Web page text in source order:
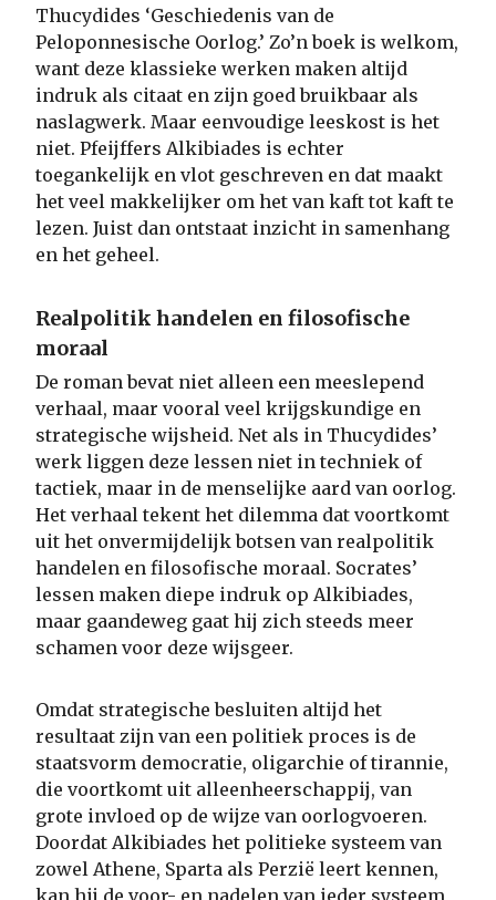
Thucydides ‘Geschiedenis van de
Peloponnesische Oorlog.’ Zo’n boek is welkom,
want deze klassieke werken maken altijd
indruk als citaat en zijn goed bruikbaar als
naslagwerk. Maar eenvoudige leeskost is het
niet. Pfeijffers Alkibiades is echter
toegankelijk en vlot geschreven en dat maakt
het veel makkelijker om het van kaft tot kaft te
lezen. Juist dan ontstaat inzicht in samenhang
en het geheel.
Realpolitik handelen en filosofische
moraal
De roman bevat niet alleen een meeslepend
verhaal, maar vooral veel krijgskundige en
strategische wijsheid. Net als in Thucydides’
werk liggen deze lessen niet in techniek of
tactiek, maar in de menselijke aard van oorlog.
Het verhaal tekent het dilemma dat voortkomt
uit het onvermijdelijk botsen van realpolitik
handelen en filosofische moraal. Socrates’
lessen maken diepe indruk op Alkibiades,
maar gaandeweg gaat hij zich steeds meer
schamen voor deze wijsgeer.
Omdat strategische besluiten altijd het
resultaat zijn van een politiek proces is de
staatsvorm democratie, oligarchie of tirannie,
die voortkomt uit alleenheerschappij, van
grote invloed op de wijze van oorlogvoeren.
Doordat Alkibiades het politieke systeem van
zowel Athene, Sparta als Perzië leert kennen,
kan hij de voor- en nadelen van ieder systeem